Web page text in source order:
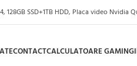
SSD+1TB HDD, Placa video Nvidia
CONTACTCALCULATOARE GAMING